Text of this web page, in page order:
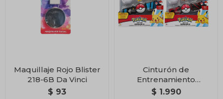
Maquillaje Rojo Blister
218-6B Da Vinci
$ 93
Cinturón de
Entrenamiento
Pokémon con 2
$ 1.990